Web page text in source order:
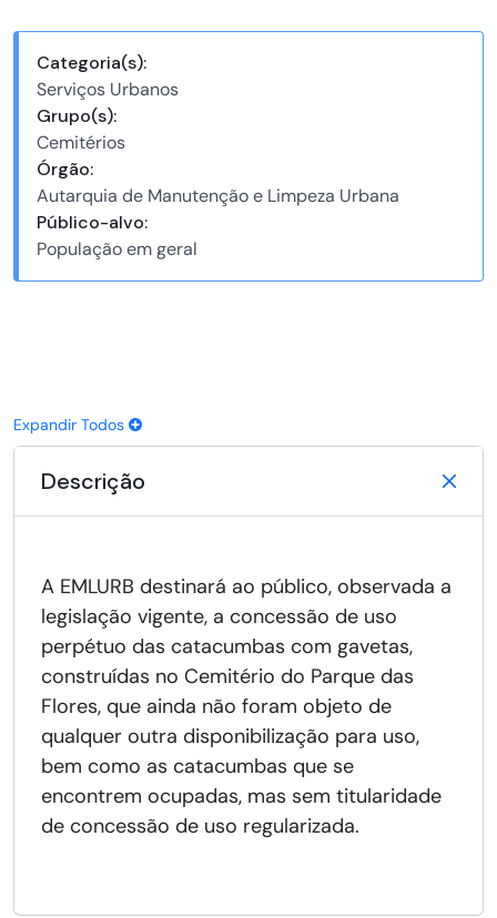
Categoria(s):
Serviços Urbanos
Grupo(s):
Cemitérios
Órgão:
Autarquia de Manutenção e Limpeza Urbana
Público-alvo:
População em geral
Expandir Todos
Descrição
A EMLURB destinará ao público, observada a
legislação vigente, a concessão de uso
perpétuo das catacumbas com gavetas,
construídas no Cemitério do Parque das
Flores, que ainda não foram objeto de
qualquer outra disponibilização para uso,
bem como as catacumbas que se
encontrem ocupadas, mas sem titularidade
de concessão de uso regularizada.